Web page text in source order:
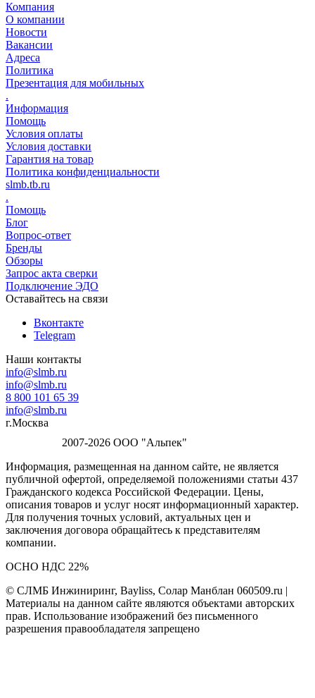
Компания
О компании
Новости
Вакансии
Адреса
Политика
Презентация для мобильных
.
Информация
Помощь
Условия оплаты
Условия доставки
Гарантия на товар
Политика конфиденциальности
slmb.tb.ru
.
Помощь
Блог
Вопрос-ответ
Бренды
Обзоры
Запрос акта сверки
Подключение ЭДО
Оставайтесь на связи
Вконтакте
Telegram
Наши контакты
info@slmb.ru
info@slmb.ru
8 800 101 65 39
info@slmb.ru
г.Москва
2007-2026 ООО "Альпек"
Информация, размещенная на данном сайте, не является
публичной офертой, определяемой положениями статьи 437
Гражданского кодекса Российской Федерации. Цены,
описания товаров и услуг носят информационный характер.
Для получения точных условий, актуальных цен и
заключения договора обращайтесь к представителям
компании.
ОСНО НДС 22%
© СЛМБ Инжиниринг, Bayliss, Солар Манблан 060509.ru |
Материалы на данном сайте являются объектами авторских
прав. Использование изображений без письменного
разрешения правообладателя запрещено